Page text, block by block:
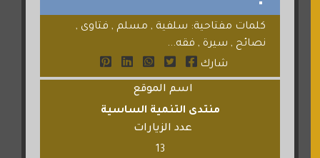
كلمات مفتاحية: سلفية , مسلم , فتاوى ,
نصائح , سيرة , فقه...
شارك
اسم الموقع
منتدى التنمية الساسية
عدد الزيارات
13